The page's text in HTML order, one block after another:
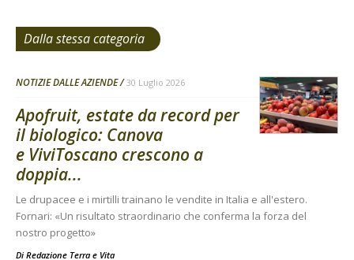
Dalla stessa categoria
NOTIZIE DALLE AZIENDE 30 Luglio 2026
Apofruit, estate da record per
il biologico: Canova
e ViviToscano crescono a
doppia...
Le drupacee e i mirtilli trainano le vendite in Italia e all'estero.
Fornari: «Un risultato straordinario che conferma la forza del
nostro progetto»
Di Redazione Terra e Vita